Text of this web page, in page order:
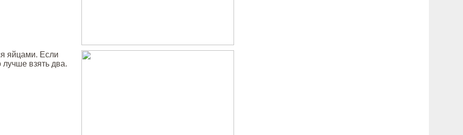
яйцами. Если
лучше взять два.